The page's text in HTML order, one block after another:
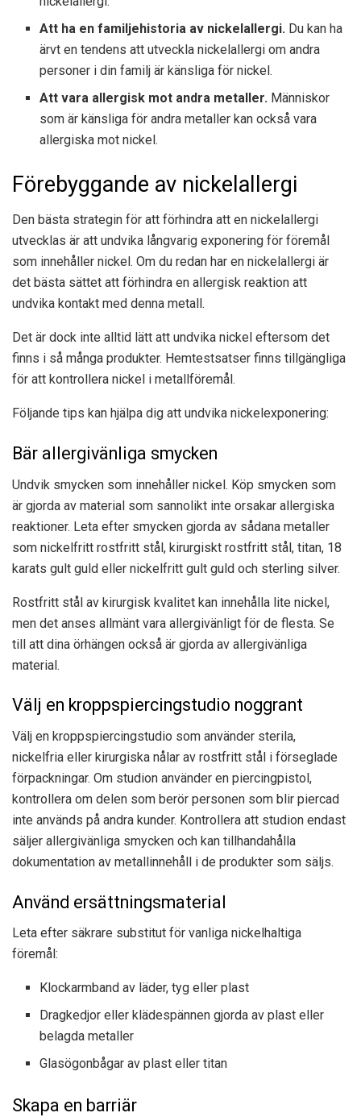
Att ha en familjehistoria av nickelallergi. Du kan ha
ärvt en tendens att utveckla nickelallergi om andra
personer i din familj är känsliga för nickel.
Att vara allergisk mot andra metaller. Människor
som är känsliga för andra metaller kan också vara
allergiska mot nickel.
Förebyggande av nickelallergi
Den bästa strategin för att förhindra att en nickelallergi
utvecklas är att undvika långvarig exponering för föremål
som innehåller nickel. Om du redan har en nickelallergi är
det bästa sättet att förhindra en allergisk reaktion att
undvika kontakt med denna metall.
Det är dock inte alltid lätt att undvika nickel eftersom det
finns i så många produkter. Hemtestsatser finns tillgängliga
för att kontrollera nickel i metallföremål.
Följande tips kan hjälpa dig att undvika nickelexponering:
Bär allergivänliga smycken
Undvik smycken som innehåller nickel. Köp smycken som
är gjorda av material som sannolikt inte orsakar allergiska
reaktioner. Leta efter smycken gjorda av sådana metaller
som nickelfritt rostfritt stål, kirurgiskt rostfritt stål, titan, 18
karats gult guld eller nickelfritt gult guld och sterling silver.
Rostfritt stål av kirurgisk kvalitet kan innehålla lite nickel,
men det anses allmänt vara allergivänligt för de flesta. Se
till att dina örhängen också är gjorda av allergivänliga
material.
Välj en kroppspiercingstudio noggrant
Välj en kroppspiercingstudio som använder sterila,
nickelfria eller kirurgiska nålar av rostfritt stål i förseglade
förpackningar. Om studion använder en piercingpistol,
kontrollera om delen som berör personen som blir piercad
inte används på andra kunder. Kontrollera att studion endast
säljer allergivänliga smycken och kan tillhandahålla
dokumentation av metallinnehåll i de produkter som säljs.
Använd ersättningsmaterial
Leta efter säkrare substitut för vanliga nickelhaltiga
föremål:
Klockarmband av läder, tyg eller plast
Dragkedjor eller klädespännen gjorda av plast eller
belagda metaller
Glasögonbågar av plast eller titan
Skapa en barriär